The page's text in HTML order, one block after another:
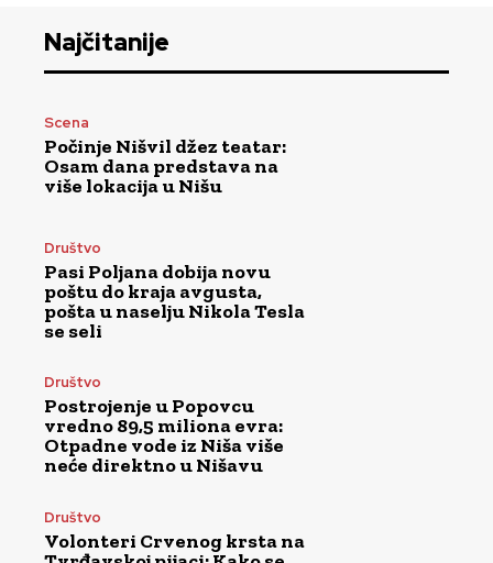
Najčitanije
Scena
Počinje Nišvil džez teatar:
Osam dana predstava na
više lokacija u Nišu
Društvo
Pasi Poljana dobija novu
poštu do kraja avgusta,
pošta u naselju Nikola Tesla
se seli
Društvo
Postrojenje u Popovcu
vredno 89,5 miliona evra:
Otpadne vode iz Niša više
neće direktno u Nišavu
Društvo
Volonteri Crvenog krsta na